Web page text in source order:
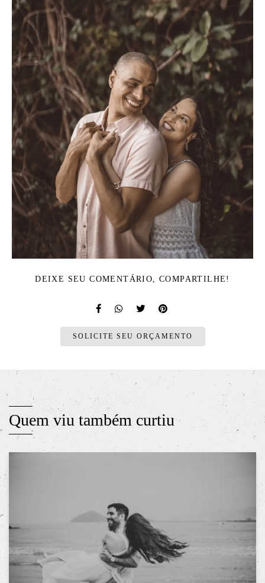
DEIXE SEU COMENTÁRIO, COMPARTILHE!
SOLICITE SEU ORÇAMENTO
Quem viu também curtiu